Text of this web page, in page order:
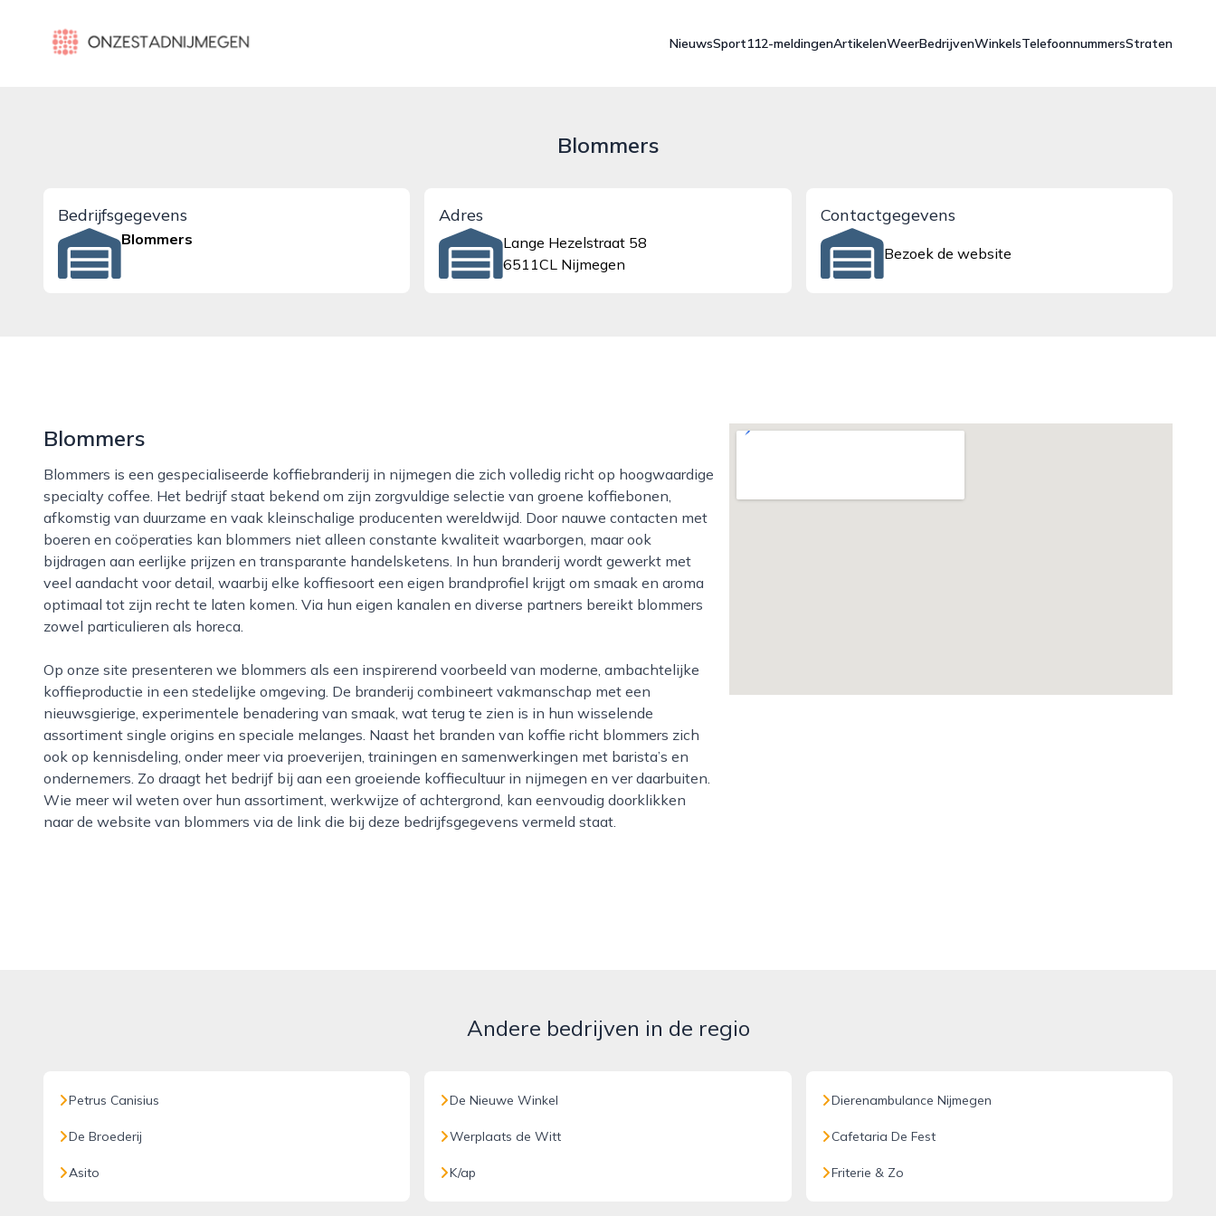
onzestadnijmegen.nl
NieuwsSport112-meldingenArtikelenWeerBedrijvenWinkelsTelefoonnummersStraten
Blommers
Bedrijfsgegevens
Blommers
Adres
Lange Hezelstraat 58
6511CL Nijmegen
Contactgegevens
Bezoek de website
Blommers
Blommers is een gespecialiseerde koffiebranderij in nijmegen die zich volledig richt op hoogwaardige
specialty coffee. Het bedrijf staat bekend om zijn zorgvuldige selectie van groene koffiebonen,
afkomstig van duurzame en vaak kleinschalige producenten wereldwijd. Door nauwe contacten met
boeren en coöperaties kan blommers niet alleen constante kwaliteit waarborgen, maar ook
bijdragen aan eerlijke prijzen en transparante handelsketens. In hun branderij wordt gewerkt met
veel aandacht voor detail, waarbij elke koffiesoort een eigen brandprofiel krijgt om smaak en aroma
optimaal tot zijn recht te laten komen. Via hun eigen kanalen en diverse partners bereikt blommers
zowel particulieren als horeca.
Op onze site presenteren we blommers als een inspirerend voorbeeld van moderne, ambachtelijke
koffieproductie in een stedelijke omgeving. De branderij combineert vakmanschap met een
nieuwsgierige, experimentele benadering van smaak, wat terug te zien is in hun wisselende
assortiment single origins en speciale melanges. Naast het branden van koffie richt blommers zich
ook op kennisdeling, onder meer via proeverijen, trainingen en samenwerkingen met barista’s en
ondernemers. Zo draagt het bedrijf bij aan een groeiende koffiecultuur in nijmegen en ver daarbuiten.
Wie meer wil weten over hun assortiment, werkwijze of achtergrond, kan eenvoudig doorklikken
naar de website van blommers via de link die bij deze bedrijfsgegevens vermeld staat.
Andere bedrijven in de regio
Petrus Canisius
De Broederij
Asito
De Nieuwe Winkel
Werplaats de Witt
K/ap
Dierenambulance Nijmegen
Cafetaria De Fest
Friterie & Zo